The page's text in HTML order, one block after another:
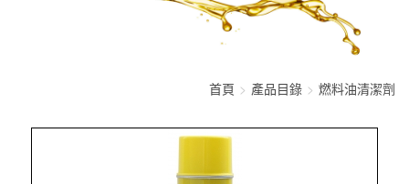
首頁 產品目錄 燃料油清潔劑